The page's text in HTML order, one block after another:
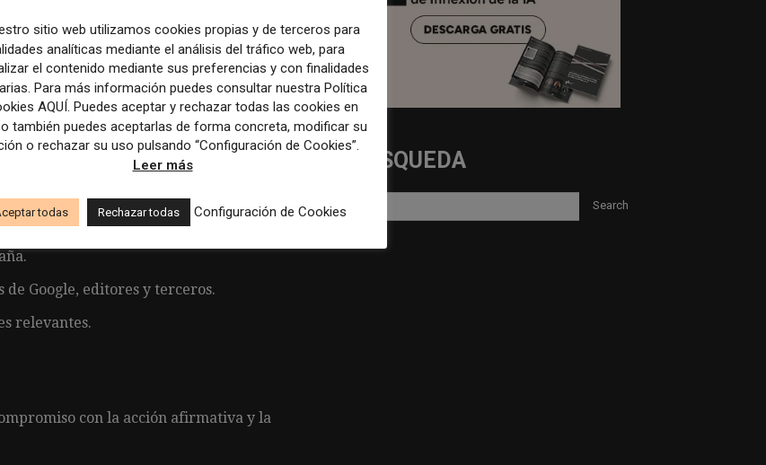
de Noticias para España.
de derechos de autor y otras
de cooperación.
elevar las relaciones estratégicas a
de los editores y acuerdos con socios
Google, editores y terceros.
relevantes.
con la acción afirmativa y la
BUSQUEDA
sitio web utilizamos cookies propias y de terceros para
analíticas mediante el análisis del tráfico web, para
el contenido mediante sus preferencias y con finalidades
Para más información puedes consultar nuestra Política
AQUÍ. Puedes aceptar y rechazar todas las cookies en
también puedes aceptarlas de forma concreta, modificar su
o rechazar su uso pulsando “Configuración de Cookies”.
Leer más
todas Rechazar todas Configuración de Cookies